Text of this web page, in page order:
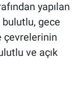
yapılan
gece
çevrelerinin
ve açık